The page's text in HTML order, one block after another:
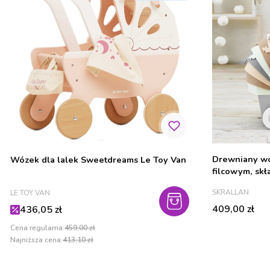
Wózek dla lalek Sweetdreams Le Toy Van
PRODUCENT
LE TOY VAN
Cena promocyjna
436,05 zł
Cena regularna:459,00 zł
Najniższa cena:413,10 zł
Drewniany
filcowym,
PRODUCENT
SKRALLAN
Cena
409,00 zł